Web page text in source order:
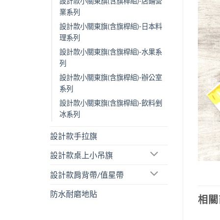
業系列
設計款小關東旗(含旗桿組)-日本料
理系列
設計款小關東旗(含旗桿組)-水果系
列
設計款小關東旗(含旗桿組)-辦公室
系列
設計款小關東旗(含旗桿組)-飲料剉
冰系列
設計款手拉旗
設計款桌上小吊旗
設計款肩背帶/值星帶
防水耐磨地貼
相